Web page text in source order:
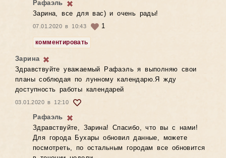
Рафаэль
Зарина, все для вас) и очень рады!
07.01.2020 в 10:43 1
комментировать
Зарина
Здравствуйте уважаемый Рафаэль я выполняю свои
планы соблюдая по лунному календарю.Я жду
доступность работы календарей
03.01.2020 в 12:10
Рафаэль
Здравствуйте, Зарина! Спасибо, что вы с нами!
Для города Бухары обновил данные, можете
посмотреть, по остальным городам все обновится